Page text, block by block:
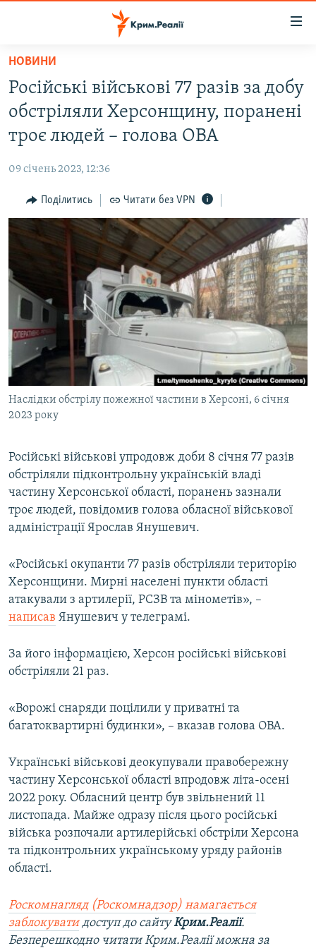
Перейти
основного
матеріалу
Перейти
до
основної
Перейти
до
пошуку
ВОДА.КРИМ
ВІДЕО ТА ФОТО
БЛОГИ
ПОГЛЯД
ІНТЕРВ'Ю
ВСЕ ЗА ДЕНЬ
СПЕЦПРОЕКТИ
ДЕПОРТАЦІЯ
ВІДЕОУРОКИ «ELIFBE»
СВІДЧЕННЯ ОКУПАЦІЇ
УКРАЇНСЬКА ПРОБЛЕМА КРИМУ
ІНФОГРАФІКА
ЯК ОБІЙТИ БЛОКУВАННЯ
Русский
Qırımtatar
ДОЛУЧАЙСЯ!
Усі сайти RFE/RL
НОВИНИ
Російські військові 77 разів за добу
обстріляли Херсонщину, поранені
троє людей – голова ОВА
09 січень 2023, 12:36
Поділитись Читати без VPN
Наслідки обстрілу пожежної частини в Херсоні, 6 січня
2023 року
Російські військові упродовж доби 8 січня 77 разів
обстріляли підконтрольну українській владі
частину Херсонської області, поранень зазнали
троє людей, повідомив голова обласної військової
адміністрації Ярослав Янушевич.
«Російські окупанти 77 разів обстріляли територію
Херсонщини. Мирні населені пункти області
атакували з артилерії, РСЗВ та мінометів», –
написав Янушевич у телеграмі.
За його інформацією, Херсон російські військові
обстріляли 21 раз.
«Ворожі снаряди поцілили у приватні та
багатоквартирні будинки», – вказав голова ОВА.
Українські військові деокупували правобережну
частину Херсонської області впродовж літа-осені
2022 року. Обласний центр був звільнений 11
листопада. Майже одразу після цього російські
війська розпочали артилерійські обстріли Херсона
та підконтрольних українському уряду районів
області.
Роскомнагляд (Роскомнадзор) намагається
заблокуватидоступ до сайтуКрим.Реалії.
Безперешкодно читати Крим.Реалії можна за